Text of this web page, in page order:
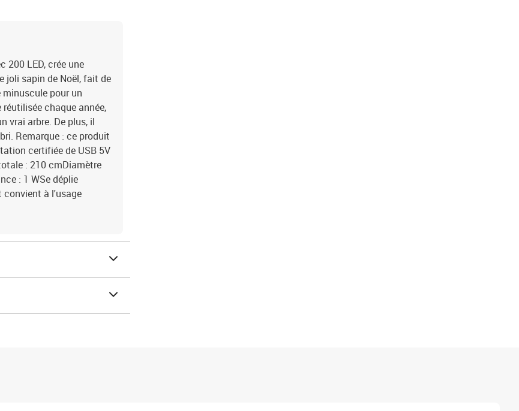
200 LED, crée une
joli sapin de Noël, fait de
minuscule pour un
chaque année,
vrai arbre. De plus, il
Remarque : ce produit
certifiée de USB 5V
: 210 cmDiamètre
: 1 WSe déplie
convient à l'usage